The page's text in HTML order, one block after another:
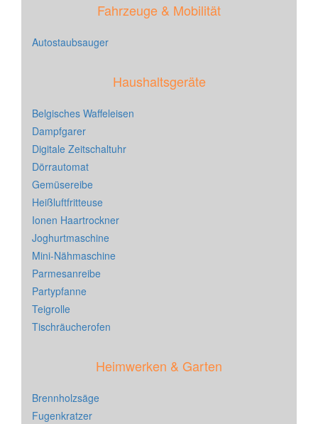
Fahrzeuge & Mobilität
Autostaubsauger
Haushaltsgeräte
Belgisches Waffeleisen
Dampfgarer
Digitale Zeitschaltuhr
Dörrautomat
Gemüsereibe
Heißluftfritteuse
Ionen Haartrockner
Joghurtmaschine
Mini-Nähmaschine
Parmesanreibe
Partypfanne
Teigrolle
Tischräucherofen
Heimwerken & Garten
Brennholzsäge
Fugenkratzer